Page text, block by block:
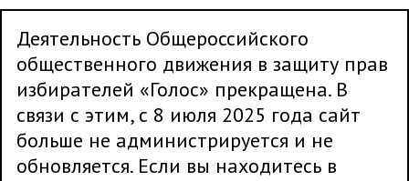
Деятельность Общероссийского
общественного движения в защиту прав
избирателей «Голос» прекращена. В
связи с этим, с 8 июля 2025 года сайт
больше не администрируется и не
обновляется. Если вы находитесь в